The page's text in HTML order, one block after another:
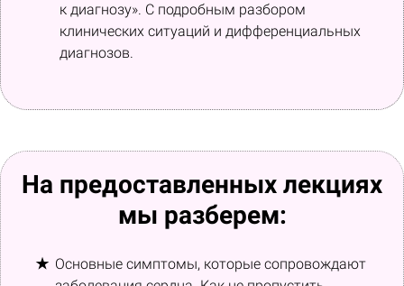
к диагнозу». С подробным разбором
клинических ситуаций и дифференциальных
диагнозов.
На предоставленных лекциях
мы разберем:
Основные симптомы, которые сопровождают